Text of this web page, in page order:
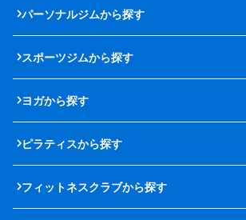
パーソナルジムから探す
スポーツジムから探す
ヨガから探す
ピラティスから探す
フィットネスクラブから探す